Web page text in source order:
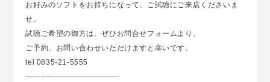
お好みのソフトをお持ちになって、ご試聴にご来店くださいま
せ。
試聴ご希望の御方は、ぜひ お問合せフォームより、
ご予約、お問い合わせいただけますと幸いです。
tel 0835-21-5555
————————————-